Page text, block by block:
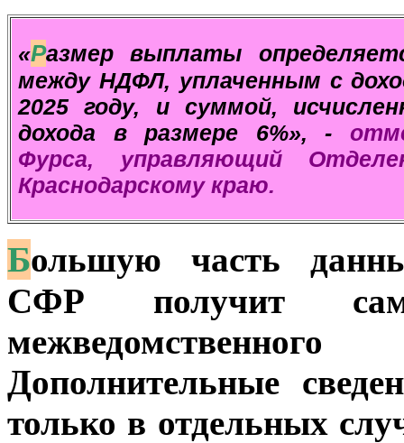
«Размер выплаты
между НДФЛ, уплаченным с
2025 году, и суммой,
дохода в размере 6%», -
Фурса, управляющий
Краснодарскому краю.
Большую часть
СФР получит
Дополнительные
только в отдельных